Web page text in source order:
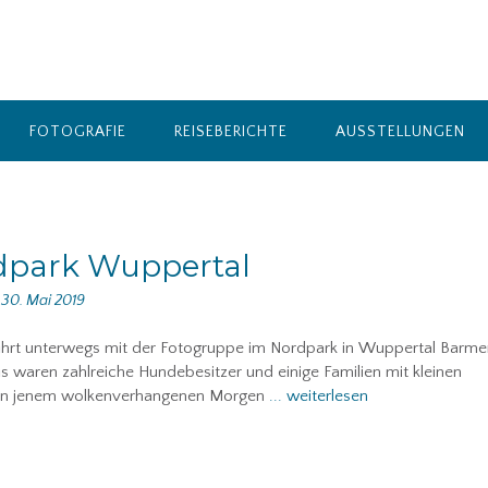
FOTOGRAFIE REISEBERICHTE AUSSTELLUNGEN
Wuppertal
30. Mai 2019
unterwegs mit der Fotogruppe im Nordpark in Wuppertal
waren zahlreiche Hundebesitzer und einige Familien mit kleinen
jenem wolkenverhangenen Morgen ... weiterlesen